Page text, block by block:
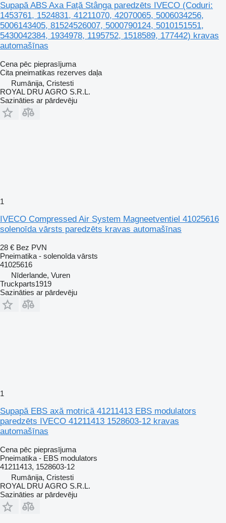
Supapă ABS Axa Față Stânga paredzēts IVECO (Coduri:
1453761, 1524831, 41211070, 42070065, 5006034256,
5006143405, 81524526007, 5000790124, 5010151551,
5430042384, 1934978, 1195752, 1518589, 177442) kravas
automašīnas
Cena pēc pieprasījuma
Cita pneimatikas rezerves daļa
Rumānija, Cristesti
ROYAL DRU AGRO S.R.L.
Sazināties ar pārdevēju
1
IVECO Compressed Air System Magneetventiel 41025616
solenoīda vārsts paredzēts kravas automašīnas
28 € Bez PVN
Pneimatika - solenoīda vārsts
41025616
Nīderlande, Vuren
Truckparts1919
Sazināties ar pārdevēju
1
Supapă EBS axă motrică 41211413 EBS modulators
paredzēts IVECO 41211413 1528603-12 kravas
automašīnas
Cena pēc pieprasījuma
Pneimatika - EBS modulators
41211413, 1528603-12
Rumānija, Cristesti
ROYAL DRU AGRO S.R.L.
Sazināties ar pārdevēju